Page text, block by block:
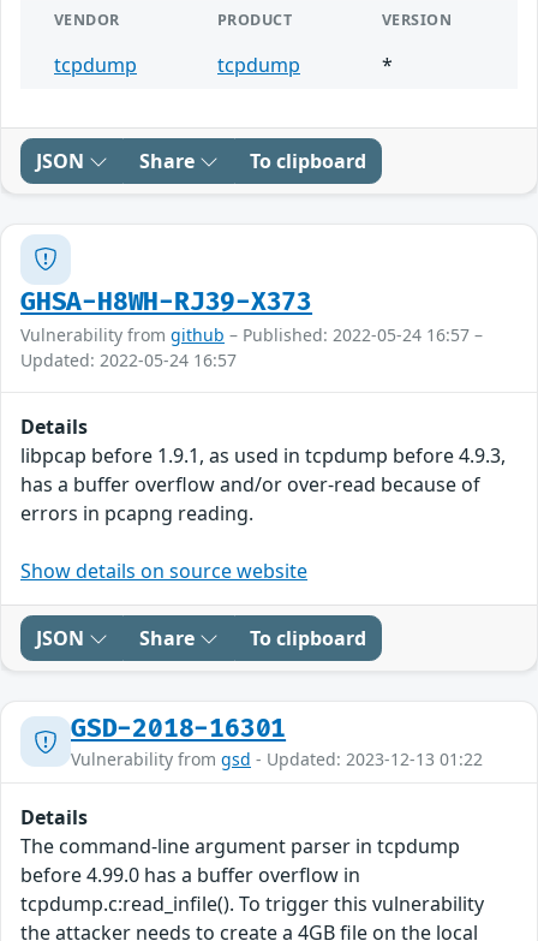
VENDOR PRODUCT VERSION
tcpdump tcpdump *
JSON Share To clipboard
GHSA-H8WH-RJ39-X373
Vulnerability from github – Published: 2022-05-24 16:57 –
Updated: 2022-05-24 16:57
Details
libpcap before 1.9.1, as used in tcpdump before 4.9.3,
has a buffer overflow and/or over-read because of
errors in pcapng reading.
Show details on source website
JSON Share To clipboard
GSD-2018-16301
Vulnerability from gsd - Updated: 2023-12-13 01:22
Details
The command-line argument parser in tcpdump
before 4.99.0 has a buffer overflow in
tcpdump.c:read_infile(). To trigger this vulnerability
the attacker needs to create a 4GB file on the local